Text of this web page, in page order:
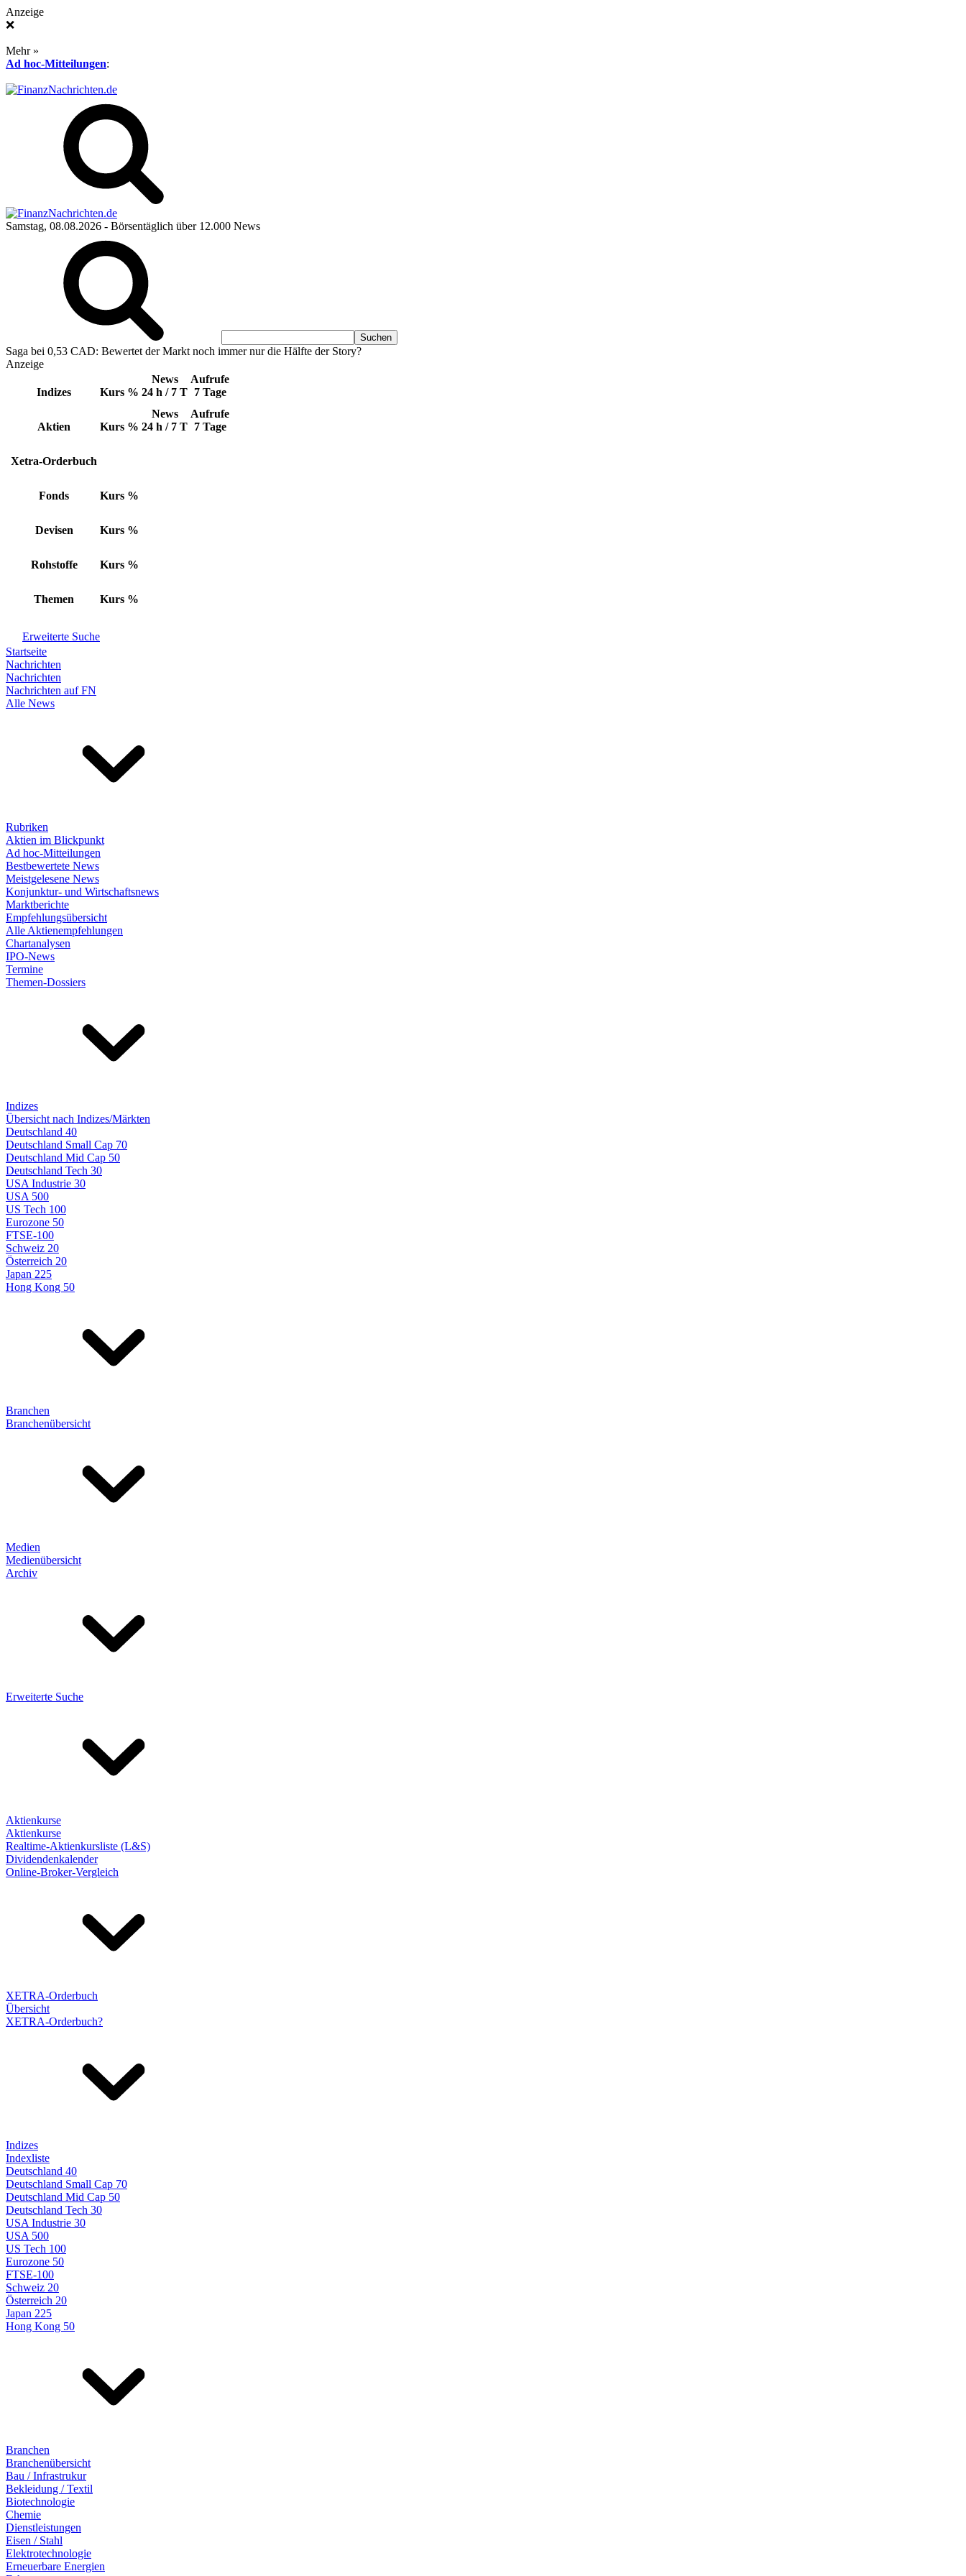
Anzeige
❌
Mehr »
Ad hoc-Mitteilungen:
Samstag, 08.08.2026 - Börsentäglich über 12.000 News
Saga bei 0,53 CAD: Bewertet der Markt noch immer nur die Hälfte der Story?
Anzeige
Indizes Kurs %
News
24 h / 7 T
Aufrufe
7 Tage
Aktien Kurs %
News
24 h / 7 T
Aufrufe
7 Tage
Xetra-Orderbuch
Fonds Kurs %
Devisen Kurs %
Rohstoffe Kurs %
Themen Kurs %
Erweiterte Suche
Startseite
Nachrichten
Nachrichten
Nachrichten auf FN
Alle News
Rubriken
Aktien im Blickpunkt
Ad hoc-Mitteilungen
Bestbewertete News
Meistgelesene News
Konjunktur- und Wirtschaftsnews
Marktberichte
Empfehlungsübersicht
Alle Aktienempfehlungen
Chartanalysen
IPO-News
Termine
Themen-Dossiers
Indizes
Übersicht nach Indizes/Märkten
Deutschland 40
Deutschland Small Cap 70
Deutschland Mid Cap 50
Deutschland Tech 30
USA Industrie 30
USA 500
US Tech 100
Eurozone 50
FTSE-100
Schweiz 20
Österreich 20
Japan 225
Hong Kong 50
Branchen
Branchenübersicht
Medien
Medienübersicht
Archiv
Erweiterte Suche
Aktienkurse
Aktienkurse
Realtime-Aktienkursliste (L&S)
Dividendenkalender
Online-Broker-Vergleich
XETRA-Orderbuch
Übersicht
XETRA-Orderbuch?
Indizes
Indexliste
Deutschland 40
Deutschland Small Cap 70
Deutschland Mid Cap 50
Deutschland Tech 30
USA Industrie 30
USA 500
US Tech 100
Eurozone 50
FTSE-100
Schweiz 20
Österreich 20
Japan 225
Hong Kong 50
Branchen
Branchenübersicht
Bau / Infrastrukur
Bekleidung / Textil
Biotechnologie
Chemie
Dienstleistungen
Eisen / Stahl
Elektrotechnologie
Erneuerbare Energien